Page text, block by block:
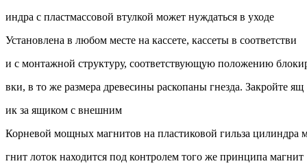
индра с пластмассовой втулкой может нуждаться в уходе
Установлена ​​в любом месте на кассете, кассеты в соответстви
и с монтажной структуру, соответствующую положению
вки, в то же размера древесины раскопаны гнезда. Закройте ящ
ик за ящиком с внешним
Корневой мощных магнитов на пластиковой гильза цилиндра
гнит лоток находится под контролем того же принципа магнит